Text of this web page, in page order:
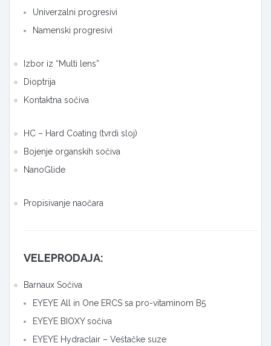
Univerzalni progresivi
Namenski progresivi
Izbor iz “Multi lens”
Dioptrija
Kontaktna sočiva
HC – Hard Coating (tvrdi sloj)
Bojenje organskih sočiva
NanoGlide
Propisivanje naočara
VELEPRODAJA:
Barnaux Sočiva
EYEYE All in One ERCS sa pro-vitaminom B5
EYEYE BIOXY sočiva
EYEYE Hydraclair – Veštačke suze